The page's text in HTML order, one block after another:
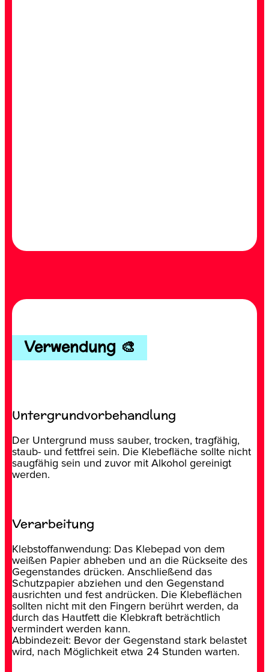
Verwendung 🎨
Untergrundvorbehandlung
Der Untergrund muss sauber, trocken, tragfähig,
staub- und fettfrei sein. Die Klebefläche sollte nicht
saugfähig sein und zuvor mit Alkohol gereinigt
werden.
Verarbeitung
Klebstoffanwendung: Das Klebepad von dem
weißen Papier abheben und an die Rückseite des
Gegenstandes drücken. Anschließend das
Schutzpapier abziehen und den Gegenstand
ausrichten und fest andrücken. Die Klebeflächen
sollten nicht mit den Fingern berührt werden, da
durch das Hautfett die Klebkraft beträchtlich
vermindert werden kann.
Abbindezeit: Bevor der Gegenstand stark belastet
wird, nach Möglichkeit etwa 24 Stunden warten.